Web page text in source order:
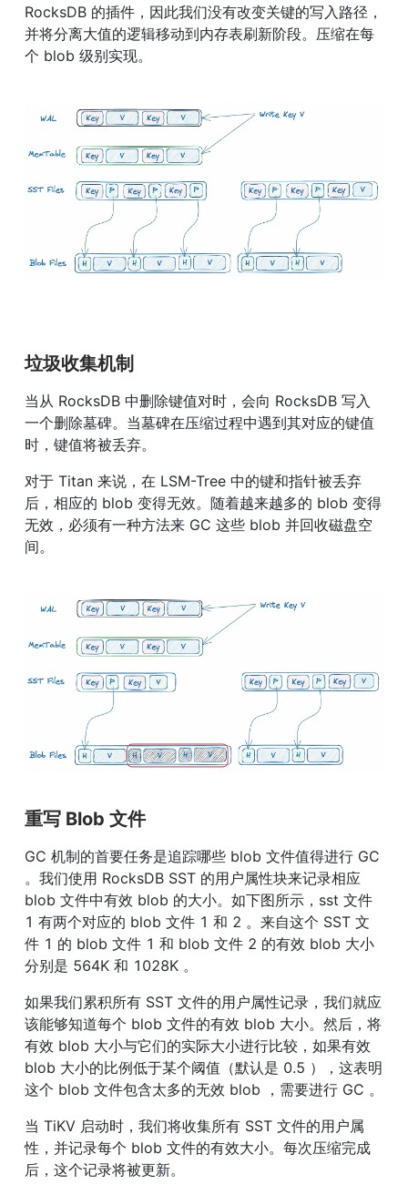
RocksDB 的插件，因此我们没有改变关键的写入路径，
并将分离大值的逻辑移动到内存表刷新阶段。压缩在每
个 blob 级别实现。
垃圾收集机制
当从 RocksDB 中删除键值对时，会向 RocksDB 写入
一个删除墓碑。当墓碑在压缩过程中遇到其对应的键值
时，键值将被丢弃。
对于 Titan 来说，在 LSM-Tree 中的键和指针被丢弃
后，相应的 blob 变得无效。随着越来越多的 blob 变得
无效，必须有一种方法来 GC 这些 blob 并回收磁盘空
间。
重写 Blob 文件
GC 机制的首要任务是追踪哪些 blob 文件值得进行 GC
。我们使用 RocksDB SST 的用户属性块来记录相应
blob 文件中有效 blob 的大小。如下图所示，sst 文件
1 有两个对应的 blob 文件 1 和 2 。来自这个 SST 文
件 1 的 blob 文件 1 和 blob 文件 2 的有效 blob 大小
分别是 564K 和 1028K 。
如果我们累积所有 SST 文件的用户属性记录，我们就应
该能够知道每个 blob 文件的有效 blob 大小。然后，将
有效 blob 大小与它们的实际大小进行比较，如果有效
blob 大小的比例低于某个阈值（默认是 0.5 ），这表明
这个 blob 文件包含太多的无效 blob ，需要进行 GC 。
当 TiKV 启动时，我们将收集所有 SST 文件的用户属
性，并记录每个 blob 文件的有效大小。每次压缩完成
后，这个记录将被更新。